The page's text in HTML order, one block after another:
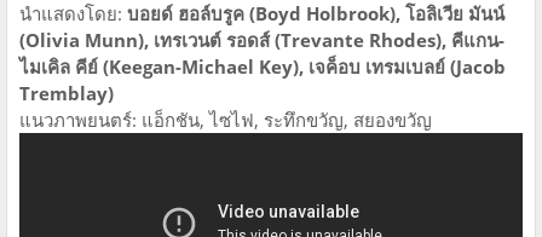
นำแสดงโดย: บอยด์ ฮอล์บรูค (Boyd Holbrook), โอลิเวีย มันน์
(Olivia Munn), เทรเวนต์ รอดส์ (Trevante Rhodes), คีแกน-
ไมเคิล คีย์ (Keegan-Michael Key), เจค็อบ เทรมเบลย์ (Jacob
Tremblay)
แนวภาพยนตร์: แอ็กชัน, ไซไฟ, ระทึกขวัญ, สยองขวัญ